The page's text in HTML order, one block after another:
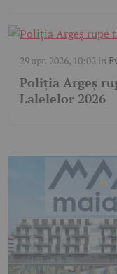
29 apr. 2026, 10:02 în
Poliția Argeș
Lalelelor 2026